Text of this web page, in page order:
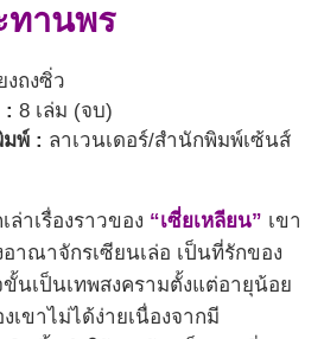
ทานพร
งถงซิ่ว
: 8 เล่ม (จบ)
พ์ : ลาเวนเดอร์/สำนักพิมพ์เซ้นส์
าเรื่องราวของ “เซี่ยเหลียน” เขา
าณาจักรเซียนเล่อ เป็นที่รักของ
นเป็นเทพสงครามตั้งแต่อายุน้อย
เขาไม่ได้ง่ายเนื่องจากมี